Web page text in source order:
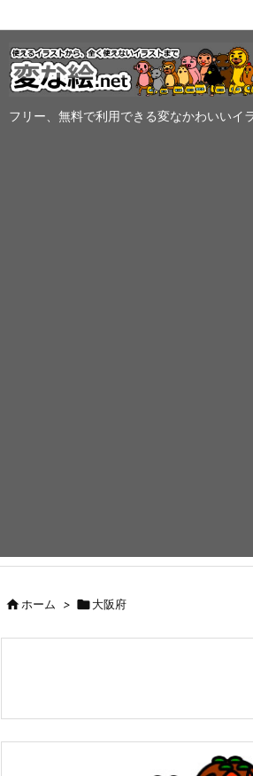
フリー、無料で利用できる変なかわいいイ
ホーム > 大阪府